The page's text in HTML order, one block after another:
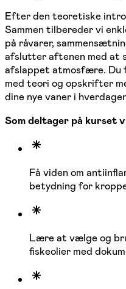
Efter den teoretiske
Sammen tilbereder vi
på råvarer,
afslutter aftenen med at
afslappet atmosfære.
med teori og opskrifter
dine nye vaner i
Som deltager på kurset
Få viden om
betydning for
Lære at vælge og
fiskeolier med